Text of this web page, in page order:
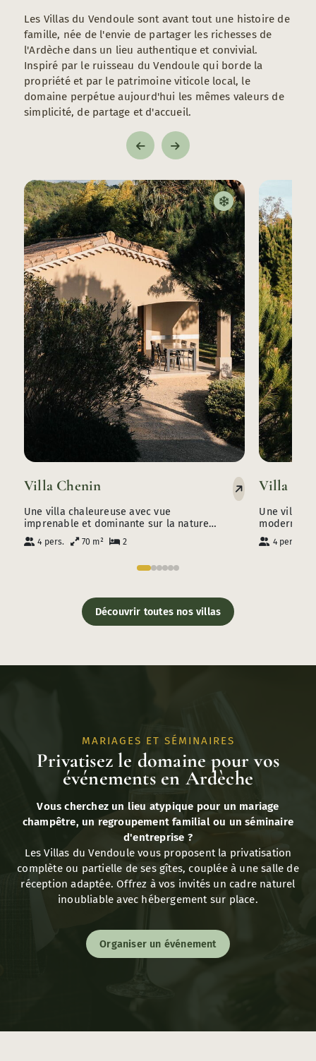
Les Villas du Vendoule sont avant tout une histoire de
famille, née de l'envie de partager les richesses de
l'Ardèche dans un lieu authentique et convivial.
Inspiré par le ruisseau du Vendoule qui borde la
propriété et par le patrimoine viticole local, le
domaine perpétue aujourd'hui les mêmes valeurs de
simplicité, de partage et d'accueil.
Villa Chenin
Une villa chaleureuse avec vue
imprenable et dominante sur la nature
ardéchoise.
4 pers. 70 m² 2
Villa
Une villa
moderne,
naturel et
4 pers.
Découvrir toutes nos villas
MARIAGES ET SÉMINAIRES
Privatisez le domaine pour vos
événements en Ardèche
Vous cherchez un lieu atypique pour un mariage
champêtre, un regroupement familial ou un séminaire
d'entreprise ?
Les Villas du Vendoule vous proposent la privatisation
complète ou partielle de ses gîtes, couplée à une salle de
réception adaptée. Offrez à vos invités un cadre naturel
inoubliable avec hébergement sur place.
Organiser un événement